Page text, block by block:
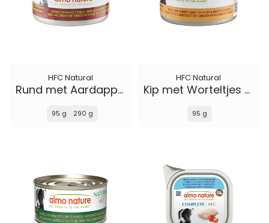
HFC Natural
Rund met Aardappelen en Erwten
95 g 290 g
HFC Natural
Kip met Worteltjes en Rijst
95 g